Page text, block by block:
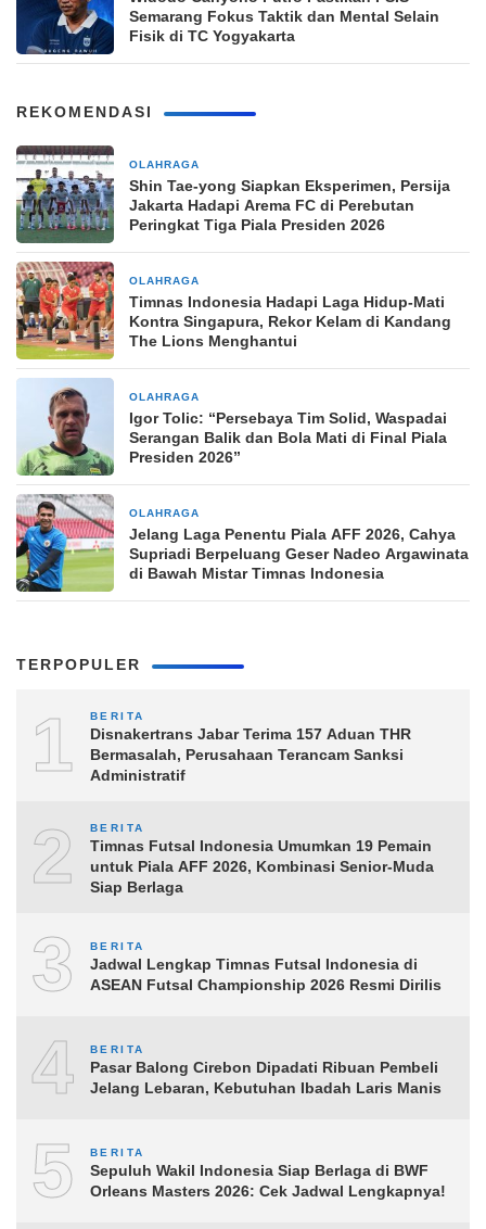
Semarang Fokus Taktik dan Mental Selain
Fisik di TC Yogyakarta
REKOMENDASI
OLAHRAGA
Shin Tae-yong Siapkan Eksperimen, Persija
Jakarta Hadapi Arema FC di Perebutan
Peringkat Tiga Piala Presiden 2026
OLAHRAGA
Timnas Indonesia Hadapi Laga Hidup-Mati
Kontra Singapura, Rekor Kelam di Kandang
The Lions Menghantui
OLAHRAGA
Igor Tolic: “Persebaya Tim Solid, Waspadai
Serangan Balik dan Bola Mati di Final Piala
Presiden 2026”
OLAHRAGA
Jelang Laga Penentu Piala AFF 2026, Cahya
Supriadi Berpeluang Geser Nadeo Argawinata
di Bawah Mistar Timnas Indonesia
TERPOPULER
1 BERITA
Disnakertrans Jabar Terima 157 Aduan THR
Bermasalah, Perusahaan Terancam Sanksi
Administratif
2 BERITA
Timnas Futsal Indonesia Umumkan 19 Pemain
untuk Piala AFF 2026, Kombinasi Senior-Muda
Siap Berlaga
3 BERITA
Jadwal Lengkap Timnas Futsal Indonesia di
ASEAN Futsal Championship 2026 Resmi Dirilis
4 BERITA
Pasar Balong Cirebon Dipadati Ribuan Pembeli
Jelang Lebaran, Kebutuhan Ibadah Laris Manis
5 BERITA
Sepuluh Wakil Indonesia Siap Berlaga di BWF
Orleans Masters 2026: Cek Jadwal Lengkapnya!